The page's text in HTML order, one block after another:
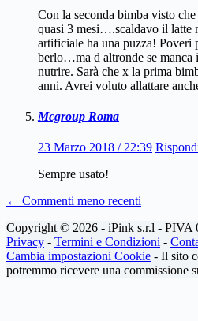
Con la seconda bimba visto
quasi 3 mesi….scaldavo il latte
artificiale ha una puzza! Poveri
berlo…ma d altronde se manca
nutrire. Sarà che x la prima
anni. Avrei voluto allattare
Mcgroup Roma
23 Marzo 2018 / 22:39
Sempre usato!
Navigazione
commenti
← Commenti meno recenti
Copyright © 2026 - iPink s.r.l - PIVA
Privacy - Termini e Condizioni -
Cambia impostazioni Cookie - Il sito
potremmo ricevere una commissione